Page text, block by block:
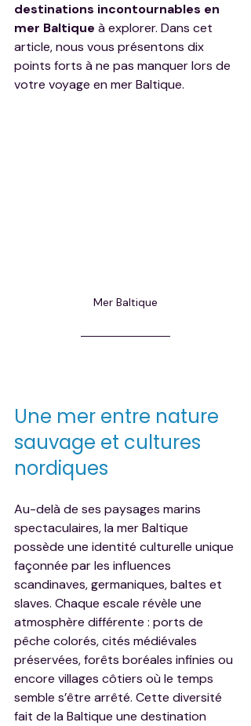
destinations incontournables en
mer Baltique à explorer. Dans cet
article, nous vous présentons dix
points forts à ne pas manquer lors de
votre voyage en mer Baltique.
Mer Baltique
Une mer entre nature
sauvage et cultures
nordiques
Au-delà de ses paysages marins
spectaculaires, la mer Baltique
possède une identité culturelle unique
façonnée par les influences
scandinaves, germaniques, baltes et
slaves. Chaque escale révèle une
atmosphère différente : ports de
pêche colorés, cités médiévales
préservées, forêts boréales infinies ou
encore villages côtiers où le temps
semble s’être arrêté. Cette diversité
fait de la Baltique une destination